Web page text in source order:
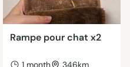
Rampe pour chat x2
1 month 346km